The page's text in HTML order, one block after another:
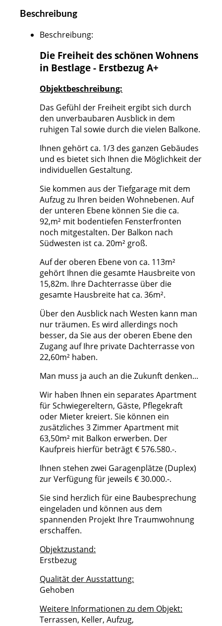
Beschreibung
Beschreibung:
Die Freiheit des schönen Wohnens
in Bestlage - Erstbezug A+
Objektbeschreibung:
Das Gefühl der Freiheit ergibt sich durch
den unverbaubaren Ausblick in dem
ruhigen Tal sowie durch die vielen Balkone.
Ihnen gehört ca. 1/3 des ganzen Gebäudes
und es bietet sich Ihnen die Möglichkeit der
individuellen Gestaltung.
Sie kommen aus der Tiefgarage mit dem
Aufzug zu Ihren beiden Wohnebenen. Auf
der unteren Ebene können Sie die ca.
92,m² mit bodentiefen Fensterfronten
noch mitgestalten. Der Balkon nach
Südwesten ist ca. 20m² groß.
Auf der oberen Ebene von ca. 113m²
gehört Ihnen die gesamte Hausbreite von
15,82m. Ihre Dachterrasse über die
gesamte Hausbreite hat ca. 36m².
Über den Ausblick nach Westen kann man
nur träumen. Es wird allerdings noch
besser, da Sie aus der oberen Ebene den
Zugang auf Ihre private Dachterrasse von
22,60m² haben.
Man muss ja auch an die Zukunft denken...
Wir haben Ihnen ein separates Apartment
für Schwiegereltern, Gäste, Pflegekraft
oder Mieter kreiert. Sie können ein
zusätzliches 3 Zimmer Apartment mit
63,50m² mit Balkon erwerben. Der
Kaufpreis hierfür beträgt € 576.580.-.
Ihnen stehen zwei Garagenplätze (Duplex)
zur Verfügung für jeweils € 30.000.-.
Sie sind herzlich für eine Baubesprechung
eingeladen und können aus dem
spannenden Projekt Ihre Traumwohnung
erschaffen.
Objektzustand:
Erstbezug
Qualität der Ausstattung:
Gehoben
Weitere Informationen zu dem Objekt:
Terrassen, Keller, Aufzug,